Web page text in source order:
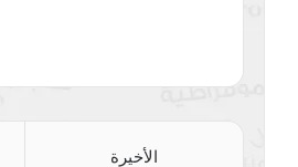
الأخيرة